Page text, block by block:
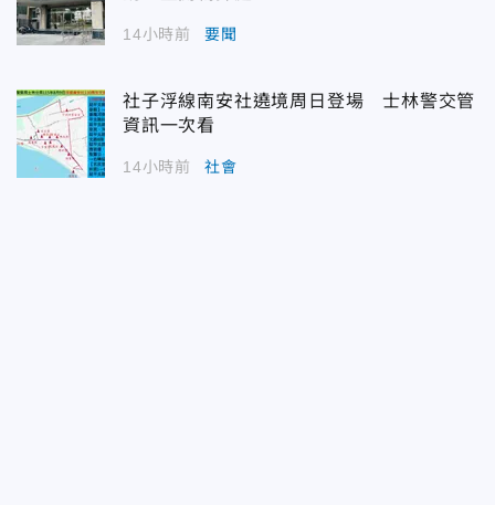
14小時前 要聞
社子浮線南安社遶境周日登場 士林警交管
資訊一次看
14小時前 社會